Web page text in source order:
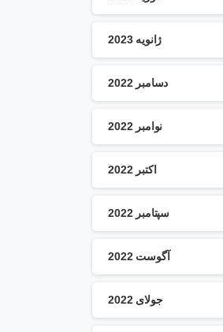
ژانویه 2023
دسامبر 2022
نوامبر 2022
اکتبر 2022
سپتامبر 2022
آگوست 2022
جولای 2022